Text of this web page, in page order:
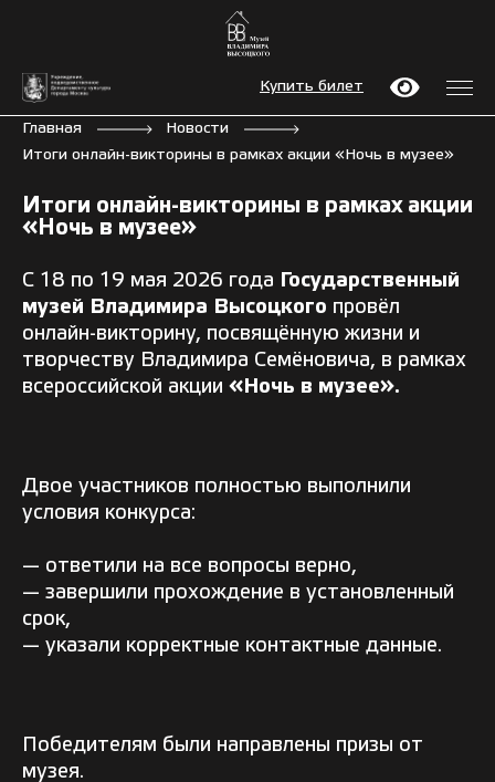
Купить билет
Главная
Новости
Итоги онлайн-викторины в рамках акции «Ночь в музее»
Итоги онлайн-викторины в рамках акции
«Ночь в музее»
С 18 по 19 мая 2026 года
Государственный
музей Владимира Высоцкого провёл
онлайн-викторину, посвящённую жизни и
творчеству Владимира Семёновича, в рамках
всероссийской акции «Ночь в музее».
Двое участников полностью выполнили
условия конкурса:
— ответили на все вопросы верно,
— завершили прохождение в установленный
срок,
— указали корректные контактные данные.
Победителям были направлены призы от
музея.